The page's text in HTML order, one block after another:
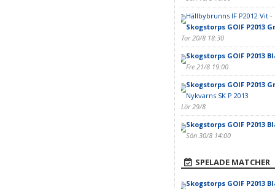
Hällbybrunns IF P2012 Vit -
Skogstorps GOIF P2013
Tor 20/8 18:30
Skogstorps GOIF P2013
Fre 21/8 19:00
Skogstorps GOIF P2013
Nykvarns SK P 2013
Lör 29/8
Skogstorps GOIF P2013
Sön 30/8 14:00
SPELADE MATCHER
Skogstorps GOIF P2013